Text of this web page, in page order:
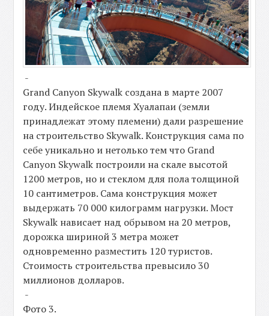
-
Grand Canyon Skywalk создана в марте 2007
году. Индейское племя Хуалапаи (земли
принадлежат этому племени) дали разрешение
на строительство Skywalk. Конструкция сама по
себе уникально и нетолько тем что Grand
Canyon Skywalk построили на скале высотой
1200 метров, но и стеклом для пола толщиной
10 сантиметров. Сама конструкция может
выдержать 70 000 килограмм нагрузки. Мост
Skywalk нависает над обрывом на 20 метров,
дорожка шириной 3 метра может
одновременно разместить 120 туристов.
Стоимость строительства превысило 30
миллионов долларов.
-
Фото 3.